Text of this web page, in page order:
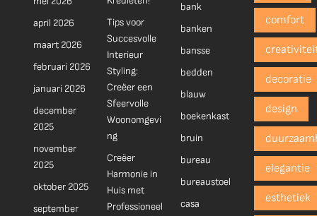
april 2026
maart 2026
februari 2026
januari 2026
december
2025
november
2025
oktober 2025
september
Tips voor
Succesvolle
Interieur
Styling:
Creëer een
Sfeervolle
Woonomgevi
ng
Creëer
Harmonie in
Huis met
Professioneel
bank
banken
bansse
bedden
blauw
boekenkast
bruin
bureau
bureaustoel
casa
comfort
decoratie
design
elegantie
esthetiek